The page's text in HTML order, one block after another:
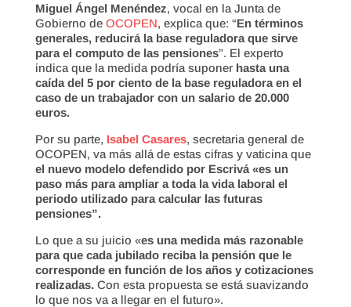
Miguel Ángel Menéndez, vocal en la Junta de
Gobierno de OCOPEN, explica que: “En términos
generales, reducirá la base reguladora que sirve
para el computo de las pensiones”. El experto
indica que la medida podría suponer hasta una
caída del 5 por ciento de la base reguladora en el
caso de un trabajador con un salario de 20.000
euros.
Por su parte, Isabel Casares, secretaria general de
OCOPEN, va más allá de estas cifras y vaticina que
el nuevo modelo defendido por Escrivá «es un
paso más para ampliar a toda la vida laboral el
periodo utilizado para calcular las futuras
pensiones”.
Lo que a su juicio «es una medida más razonable
para que cada jubilado reciba la pensión que le
corresponde en función de los años y cotizaciones
realizadas.Con esta propuesta se está suavizando
lo que nos va a llegar en el futuro».